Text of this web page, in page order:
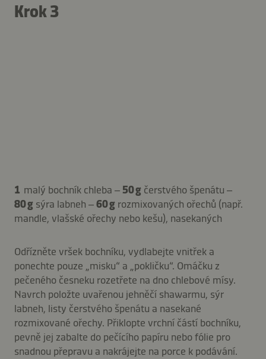
Krok 3
1 malý bochník chleba – 50 g čerstvého špenátu –
80 g sýra labneh –60 g rozmixovaných ořechů (např.
mandle, vlašské ořechy nebo kešu), nasekaných
Odřízněte vršek bochníku, vydlabejte vnitřek a
ponechte pouze „misku“ a „pokličku“. Omáčku z
pečeného česneku rozetřete na dno chlebové mísy.
Navrch položte uvařenou jehněčí shawarmu, sýr
labneh, listy čerstvého špenátu a nasekané
rozmixované ořechy. Přiklopte vrchní částí bochníku,
pevně jej zabalte do pečícího papíru nebo fólie pro
snadnou přepravu a nakrájejte na porce k podávání.